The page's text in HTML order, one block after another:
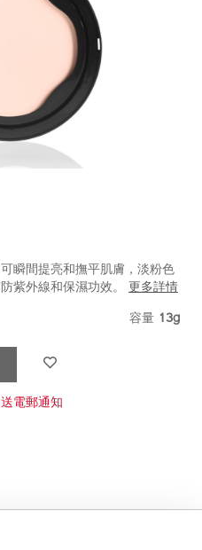
瞬間提亮和撫平肌膚，淡粉色
紫外線和保濕功效。 更多詳情
容量 13g
電郵通知